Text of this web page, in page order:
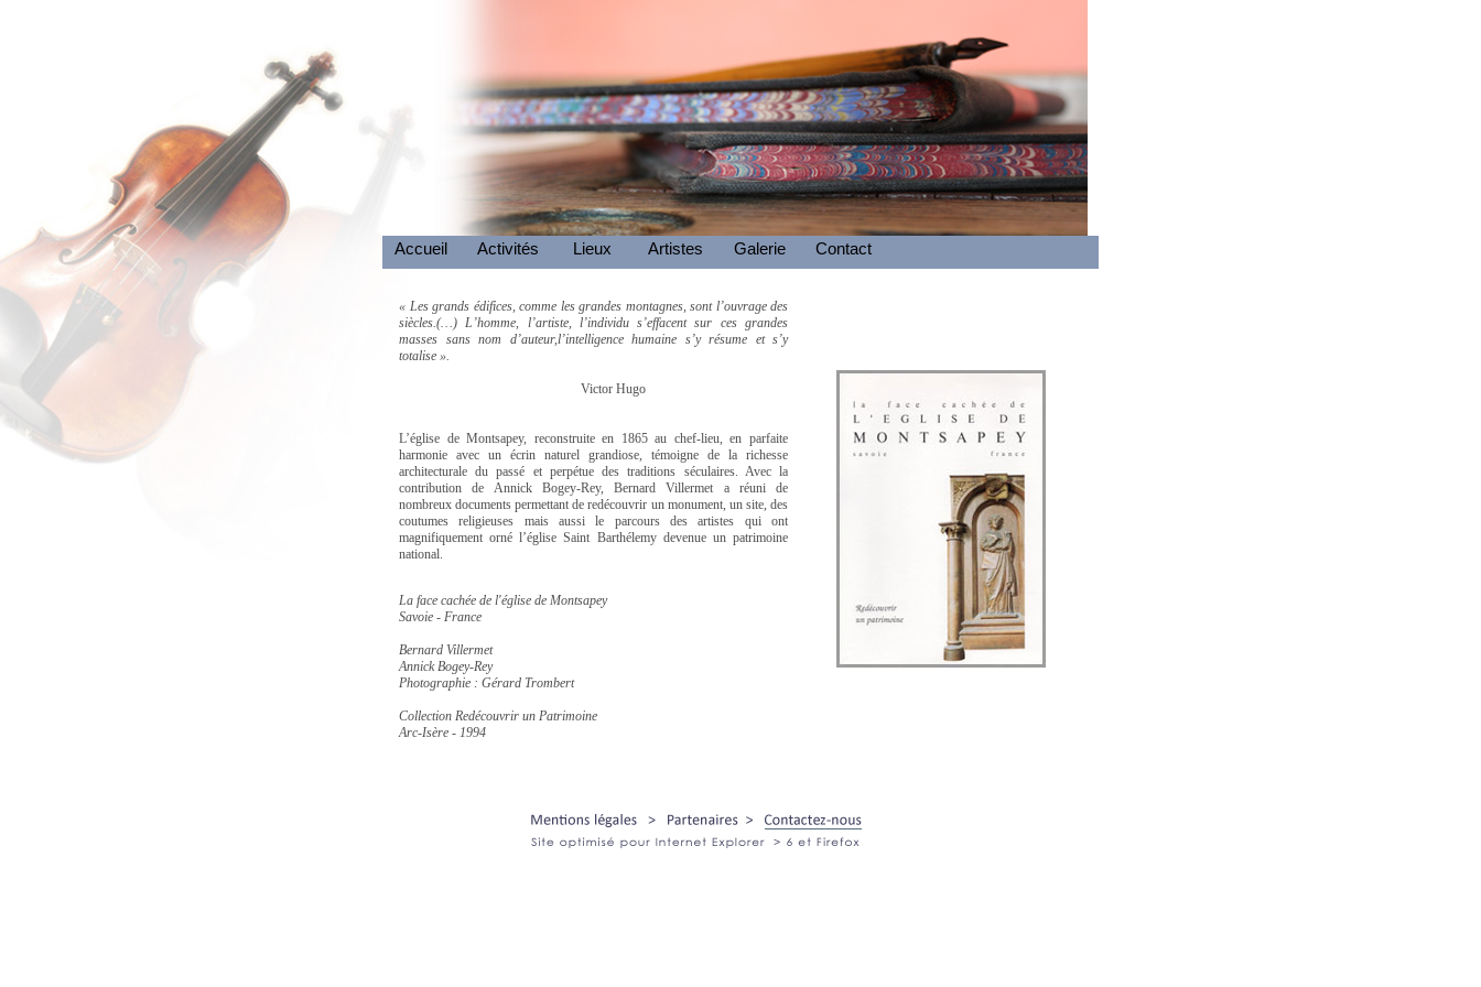
Accueil Activités Lieux Artistes Galerie Contact
« Les grands édifices, comme les grandes montagnes, sont l’ouvrage des
siècles.(…) L’homme, l’artiste, l’individu s’effacent sur ces grandes
masses sans nom d’auteur,l’intelligence humaine s’y résume et s’y
totalise ».
Victor Hugo
L’église de Montsapey, reconstruite en 1865 au chef-lieu, en parfaite
harmonie avec un écrin naturel grandiose, témoigne de la richesse
architecturale du passé et perpétue des traditions séculaires. Avec la
contribution de Annick Bogey-Rey, Bernard Villermet a réuni de
nombreux documents permettant de redécouvrir un monument, un site, des
coutumes religieuses mais aussi le parcours des artistes qui ont
magnifiquement orné l’église Saint Barthélemy devenue un patrimoine
national.
La face cachée de l'église de Montsapey
Savoie - France
Bernard Villermet
Annick Bogey-Rey
Photographie : Gérard Trombert
Collection Redécouvrir un Patrimoine
Arc-Isère - 1994